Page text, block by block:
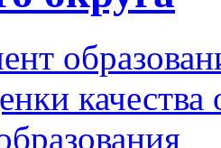
качества